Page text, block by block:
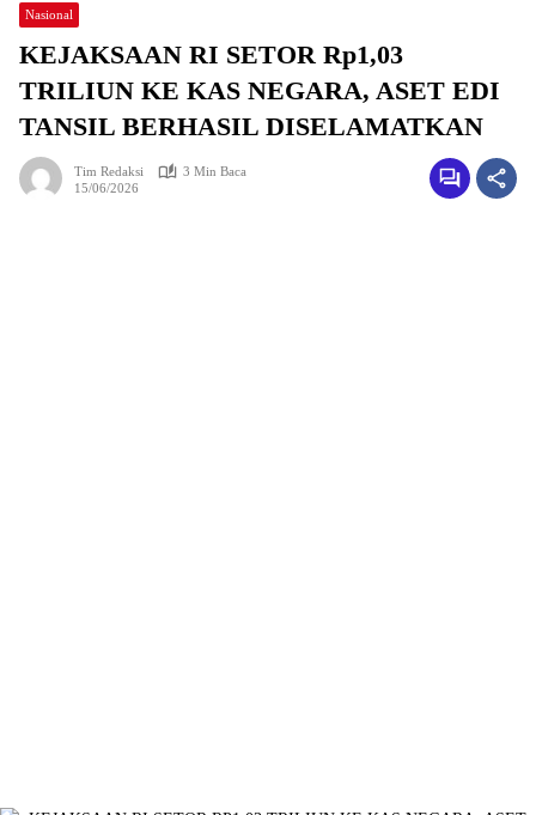
Nasional
KEJAKSAAN RI SETOR Rp1,03
TRILIUN KE KAS NEGARA, ASET EDI
TANSIL BERHASIL DISELAMATKAN
Tim Redaksi
3 Min Baca
15/06/2026